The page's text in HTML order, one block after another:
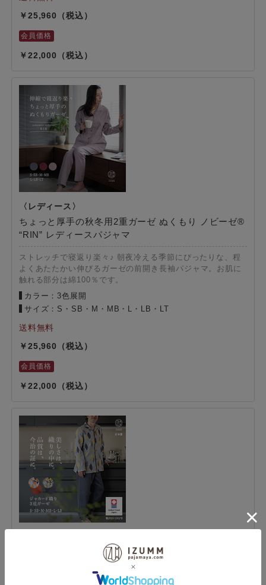
25,960
22,000
ちょっと厚手の秋冬用2重ガーゼ ぬくもり ノビーゼ®
“RIN” レディースパジャマ
ストレッチで寝返り楽々♪ 朝夜冷える季節にぴったりな、程
よくあたたかい伸びるガーゼの前開き長袖パジャマ。お肌に
触れる部分は綿100％です。
カラー：3色展開
サイズ：S・SB・M・MB・L・LB・LT
25,960
22,000
今治タオルブランド認定 ジャカード織り3重ガーゼ リ
ーフ柄 メンズパジャマ 綿100％ 日本製